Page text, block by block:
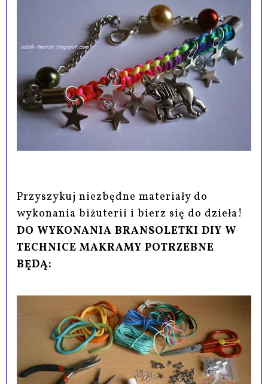
Przyszykuj niezbędne materiały do
wykonania biżuterii i bierz się do dzieła!
DO WYKONANIA BRANSOLETKI DIY W
TECHNICE MAKRAMY POTRZEBNE
BĘDĄ: